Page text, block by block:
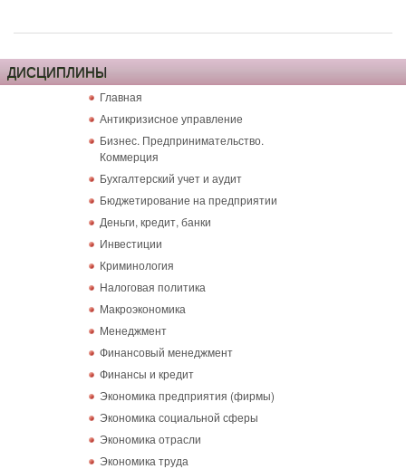
ДИСЦИПЛИНЫ
Главная
Антикризисное управление
Бизнес. Предпринимательство.
Коммерция
Бухгалтерский учет и аудит
Бюджетирование на предприятии
Деньги, кредит, банки
Инвестиции
Криминология
Налоговая политика
Макроэкономика
Менеджмент
Финансовый менеджмент
Финансы и кредит
Экономика предприятия (фирмы)
Экономика социальной сферы
Экономика отрасли
Экономика труда